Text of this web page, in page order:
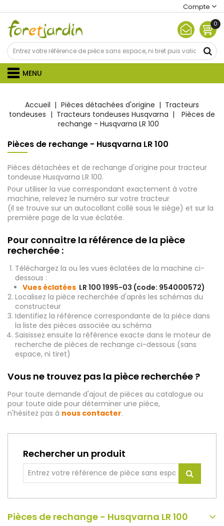
Compte
0
MENU
Accueil Pièces détachées d'origine
Tracteurs
tondeuses
Tracteurs tondeuses Husqvarna
Pièces de
rechange - Husqvarna LR 100
Pièces de rechange - Husqvarna LR 100
Pièces détachées et de rechange d'origine pour tracteur
tondeuse Husqvarna LR 100.
Pour utiliser la vue correspondant exactement à votre
machine, relevez le numéro sur votre tracteur
(il se trouve sur un autocollant collé sous le siège) et sur la
première page de la vue éclatée.
Pour connaitre la référence de la pièce
recherchée :
Téléchargez la ou les vues éclatées de la machine ci-
dessous :
Vues éclatées LR 100 1995-03 (code: 954000572)
Localisez la pièce recherchée d'après les schémas du
constructeur
Identifiez la référence correspondante de la pièce dans
la liste des pièces associée au schéma
Saisissez ensuite la référence exacte dans le moteur de
recherche de pièces de rechange ci-dessous (sans
espace, ni tiret)
Vous ne trouvez pas la pièce recherchée ?
Pour toute demande d'ajout de pièces au catalogue ou
pour toute aide pour déterminer une pièce,
n'hésitez pas à nous contacter.
Rechercher un produit
Pièces de rechange - Husqvarna LR 100